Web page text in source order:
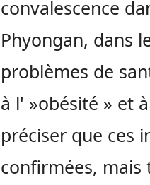
convalescence
Phyongan, dans
problèmes de
à l' »obésité » et
préciser que ces
confirmées, mais